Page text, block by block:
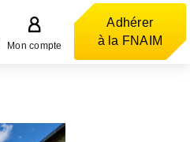
Mon compte
Adhérer
à la FNAIM